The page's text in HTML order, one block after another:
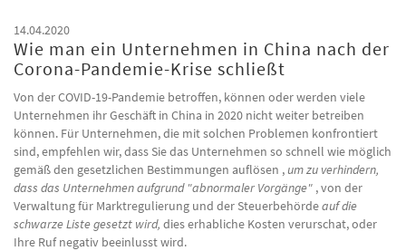
14.04.2020
Wie man ein Unternehmen in China nach der
Corona-Pandemie-Krise schließt
Von der COVID-19-Pandemie betroffen, können oder werden viele
Unternehmen ihr Geschäft in China in 2020 nicht weiter betreiben
können. Für Unternehmen, die mit solchen Problemen konfrontiert
sind, empfehlen wir, dass Sie das Unternehmen so schnell wie möglich
gemäß den gesetzlichen Bestimmungen auflösen ,um zu verhindern,
dass das Unternehmen aufgrund "abnormaler Vorgänge" , von der
Verwaltung für Marktregulierung und der Steuerbehördeauf die
schwarze Liste gesetzt wird, dies erhabliche Kosten verurschat, oder
Ihre Ruf negativ beeinlusst wird.